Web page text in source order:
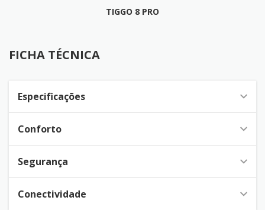
TIGGO 8 PRO
FICHA TÉCNICA
Especificações
Conforto
Segurança
Conectividade